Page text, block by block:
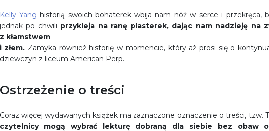
Kelly Yang historią swoich bohaterek wbija nam nóż w serce i przekręca,
jednak po chwili przykleja na ranę plasterek, dając nam nadzieję na
z kłamstwem
i złem. Zamyka również historię w momencie, który aż prosi się o
dziewczyn z liceum American Perp.
Ostrzeżenie o treści
Coraz więcej wydawanych książek ma zaznaczone oznaczenie o treści, tzw.
czytelnicy mogą wybrać lekturę dobraną dla siebie bez obaw